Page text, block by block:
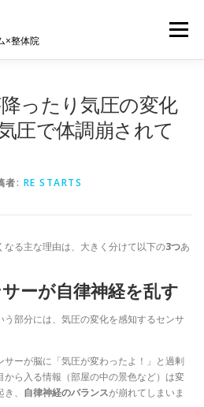
×整体院
メニュー
ったり気圧の変化
圧で体調崩されて
者: RE STARTS
る主な理由は、大きく分けて以下の3つあ
ーが自律神経を乱す
部分には、気圧の変化を感知するセンサ
ーが脳に「気圧が変わったよ！」と過剰
ら入る情報（部屋の中の景色など）は変
、 自律神経のバランスが崩れてしまいま